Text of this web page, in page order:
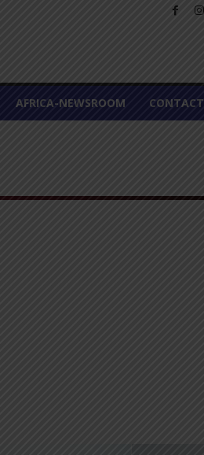
AFRICA-NEWSROOM CONTACT